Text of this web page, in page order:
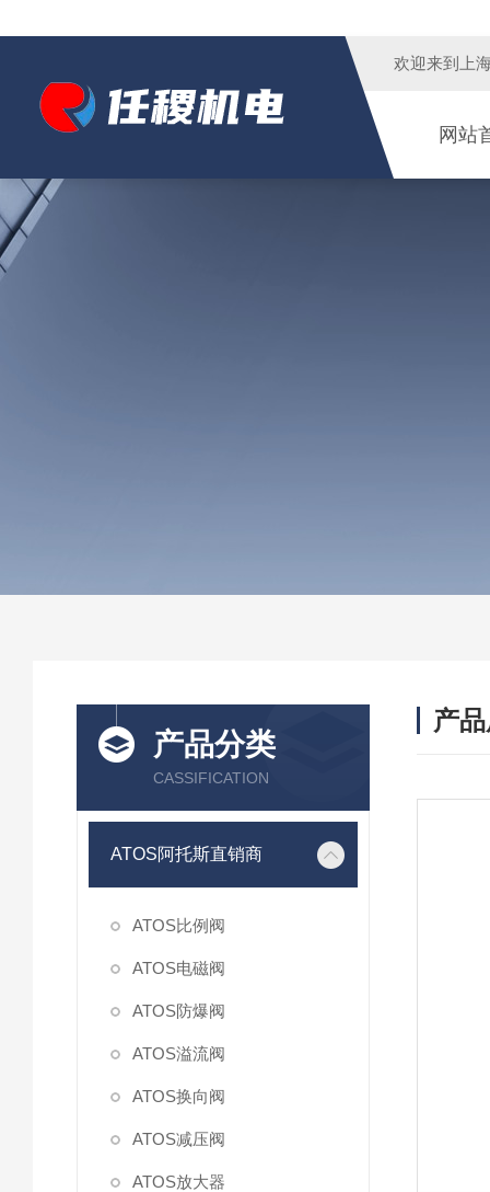
欢迎来到 上
网站
产品分类
CASSIFICATION
ATOS阿托斯直销商
ATOS比例阀
ATOS电磁阀
ATOS防爆阀
ATOS溢流阀
ATOS换向阀
ATOS减压阀
ATOS放大器
产